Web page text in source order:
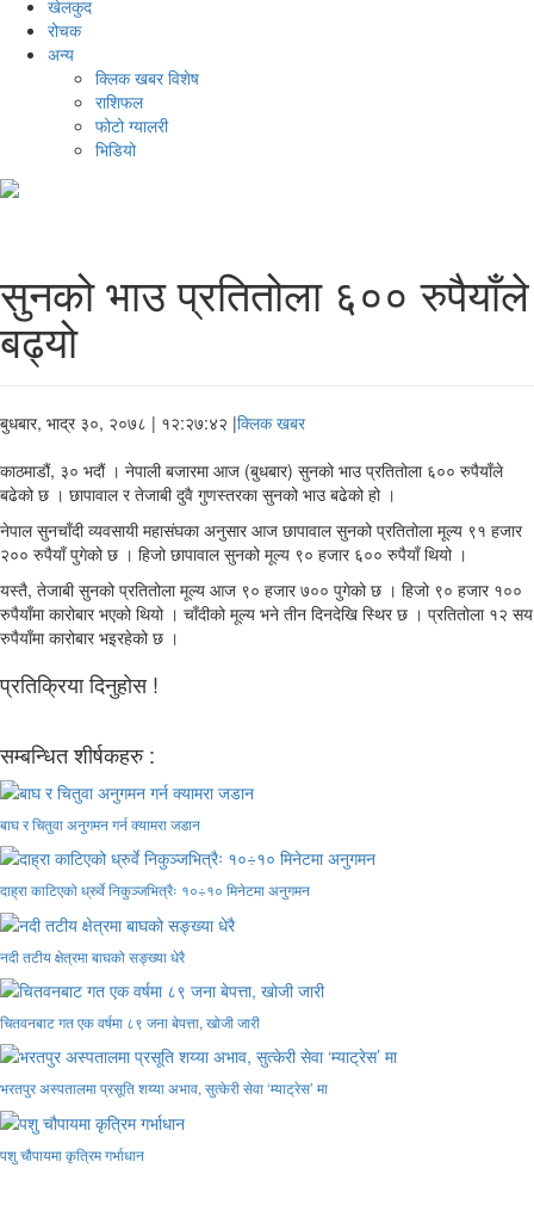
खेलकुद
रोचक
अन्य
क्लिक खबर विशेष
राशिफल
फोटो ग्यालरी
भिडियो
सुनको भाउ प्रतितोला ६०० रुपैयाँले
बढ्यो
बुधबार, भाद्र ३०, २०७८ | १२:२७:४२ |क्लिक खबर
काठमाडौं, ३० भदौं । नेपाली बजारमा आज (बुधबार) सुनको भाउ प्रतितोला ६०० रुपैयाँले
बढेको छ । छापावाल र तेजाबी दुवै गुणस्तरका सुनको भाउ बढेको हो ।
नेपाल सुनचाँदी व्यवसायी महासंघका अनुसार आज छापावाल सुनको प्रतितोला मूल्य ९१ हजार
२०० रुपैयाँ पुगेको छ । हिजो छापावाल सुनको मूल्य ९० हजार ६०० रुपैयाँ थियो ।
यस्तै, तेजाबी सुनको प्रतितोला मूल्य आज ९० हजार ७०० पुगेको छ । हिजो ९० हजार १००
रुपैयाँमा कारोबार भएको थियो । चाँदीको मूल्य भने तीन दिनदेखि स्थिर छ । प्रतितोला १२ सय
रुपैयाँमा कारोबार भइरहेको छ ।
प्रतिक्रिया दिनुहोस !
सम्बन्धित शीर्षकहरु :
बाघ र चितुवा अनुगमन गर्न क्यामरा जडान
दाह्रा काटिएको ध्रुर्वे निकुञ्जभित्रैः १०÷१० मिनेटमा अनुगमन
नदी तटीय क्षेत्रमा बाघको सङ्ख्या धेरै
चितवनबाट गत एक वर्षमा ८९ जना बेपत्ता, खोजी जारी
भरतपुर अस्पतालमा प्रसूति शय्या अभाव, सुत्केरी सेवा ‘म्याट्रेस’ मा
पशु चौपायमा कृत्रिम गर्भाधान